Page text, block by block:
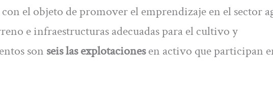
el objeto de promover el emprendizaje en el sector
e infraestructuras adecuadas para el cultivo y
son seis las explotacionesen activo que participan